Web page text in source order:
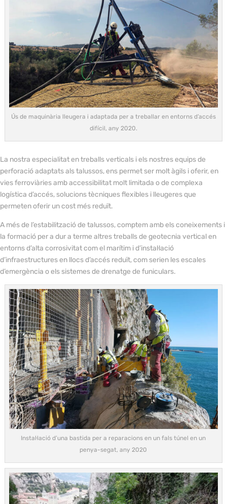
Ús de maquinària lleugera i adaptada per a treballar en entorns d’accés
difícil, any 2020.
La nostra especialitat en treballs verticals i els nostres equips de
perforació adaptats als talussos, ens permet ser molt àgils i oferir, en
vies ferroviàries amb accessibilitat molt limitada o de complexa
logística d’accés, solucions tècniques flexibles i lleugeres que
permeten oferir un cost més reduït.
A més de l’estabilització de talussos, comptem amb els coneixements i
la formació per a dur a terme altres treballs de geotecnia vertical en
entorns d’alta corrosivitat com el marítim i d’instal·lació
d’infraestructures en llocs d’accés reduït, com serien les escales
d’emergència o els sistemes de drenatge de funiculars.
Instal·lació d’una bastida per a reparacions en un fals túnel en un
penya-segat, any 2020